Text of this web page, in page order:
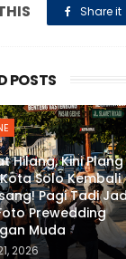
Share it
POSTS
Hilang, Kini Plang
Solo Kembali
Pagi Tadi
Prewedding
Muda
2026